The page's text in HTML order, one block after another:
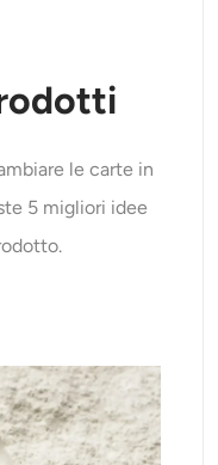
le carte in
5 migliori idee